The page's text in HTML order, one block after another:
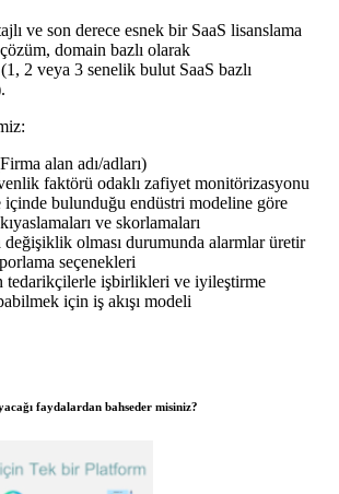
ve son derece esnek bir SaaS lisanslama
domain bazlı olarak
2 veya 3 senelik bulut SaaS bazlı
alan adı/adları)
faktörü odaklı zafiyet monitörizasyonu
bulunduğu endüstri modeline göre
ve skorlamaları
olması durumunda alarmlar üretir
seçenekleri
tedarikçilerle işbirlikleri ve iyileştirme
için iş akışı modeli
faydalardan bahseder misiniz?